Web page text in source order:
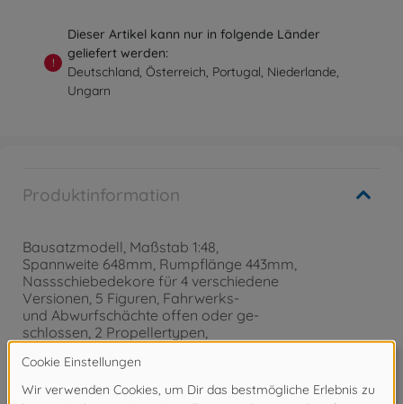
!
Dieser Artikel kann nur in folgende Länder
geliefert werden:
Deutschland, Österreich, Portugal, Niederlande,
Ungarn
Produktinformation
Bausatzmodell, Maßstab 1:48,
Spannweite 648mm, Rumpflänge 443mm,
Nassschiebedekore für 4 verschiedene
Versionen, 5 Figuren, Fahrwerks-
und Abwurfschächte offen oder ge-
schlossen, 2 Propellertypen,